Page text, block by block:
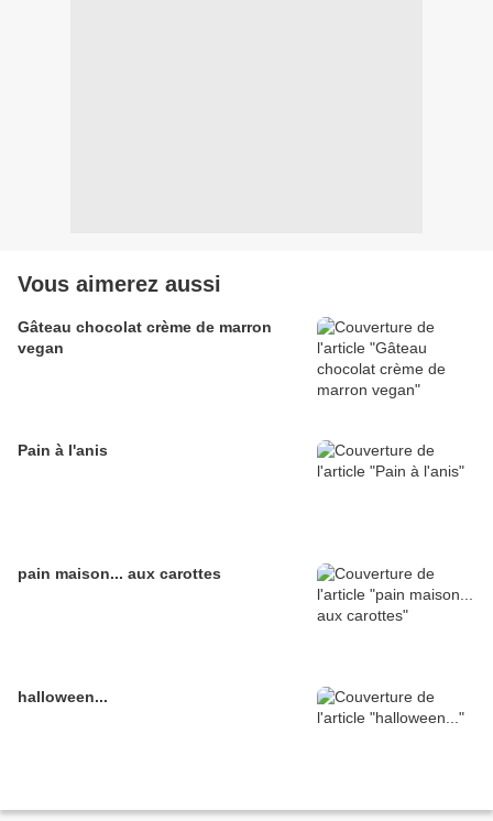
Vous aimerez aussi
Gâteau chocolat crème de marron
vegan
Pain à l'anis
pain maison... aux carottes
halloween...